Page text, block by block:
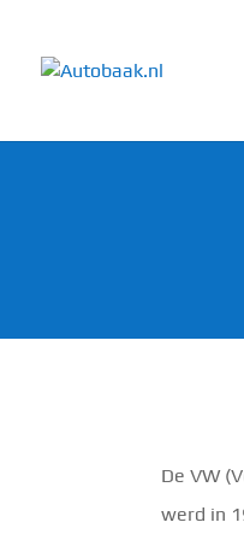
De VW
werd in